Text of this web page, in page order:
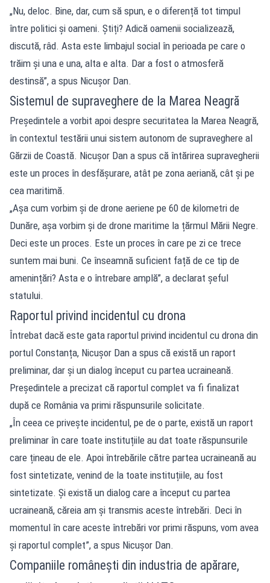
„Nu, deloc. Bine, dar, cum să spun, e o diferență tot timpul
între politici și oameni. Știți? Adică oamenii socializează,
discută, râd. Asta este limbajul social în perioada pe care o
trăim și una e una, alta e alta. Dar a fost o atmosferă
destinsă”, a spus Nicușor Dan.
Sistemul de supraveghere de la Marea Neagră
Președintele a vorbit apoi despre securitatea la Marea Neagră,
în contextul testării unui sistem autonom de supraveghere al
Gărzii de Coastă. Nicușor Dan a spus că întărirea supravegherii
este un proces în desfășurare, atât pe zona aeriană, cât și pe
cea maritimă.
„Așa cum vorbim și de drone aeriene pe 60 de kilometri de
Dunăre, așa vorbim și de drone maritime la țărmul Mării Negre.
Deci este un proces. Este un proces în care pe zi ce trece
suntem mai buni. Ce înseamnă suficient față de ce tip de
amenințări? Asta e o întrebare amplă”, a declarat șeful
statului.
Raportul privind incidentul cu drona
Întrebat dacă este gata raportul privind incidentul cu drona din
portul Constanța, Nicușor Dan a spus că există un raport
preliminar, dar și un dialog început cu partea ucraineană.
Președintele a precizat că raportul complet va fi finalizat
după ce România va primi răspunsurile solicitate.
„În ceea ce privește incidentul, pe de o parte, există un raport
preliminar în care toate instituțiile au dat toate răspunsurile
care țineau de ele. Apoi întrebările către partea ucraineană au
fost sintetizate, venind de la toate instituțiile, au fost
sintetizate. Și există un dialog care a început cu partea
ucraineană, căreia am și transmis aceste întrebări. Deci în
momentul în care aceste întrebări vor primi răspuns, vom avea
și raportul complet”, a spus Nicușor Dan.
Companiile românești din industria de apărare,